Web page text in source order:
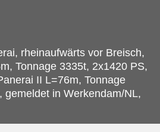
rheinaufwärts vor Breisch,
Tonnage 3335t, 2x1420 PS,
II L=76m, Tonnage
gemeldet in Werkendam/NL,